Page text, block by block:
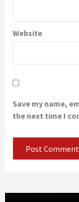
Website
Save my name,
the next time I